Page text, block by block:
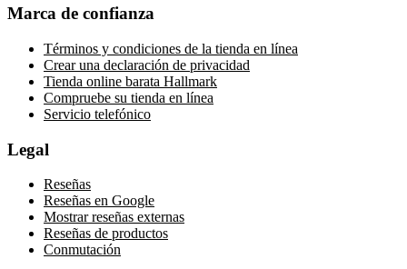
Marca de confianza
Términos y condiciones de la tienda en línea
Crear una declaración de privacidad
Tienda online barata Hallmark
Compruebe su tienda en línea
Servicio telefónico
Legal
Reseñas
Reseñas en Google
Mostrar reseñas externas
Reseñas de productos
Conmutación